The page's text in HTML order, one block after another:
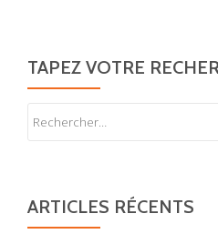
TAPEZ VOTRE
ARTICLES RÉCENTS